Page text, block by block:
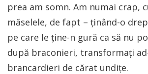
prea am somn. Am numai crap,
măselele, de fapt – ținând-o
pe care le ține-n gură ca să nu
după braconieri, transformați
brancardieri de cărat undițe.